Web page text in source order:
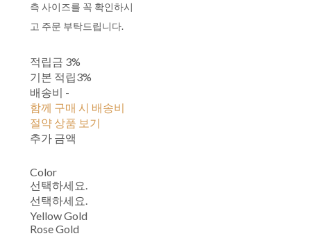
측 사이즈를 꼭 확인하시
고 주문 부탁드립니다.
적립금 3%
기본 적립3%
배송비 -
함께 구매 시 배송비
절약 상품 보기
추가 금액
Color
선택하세요.
선택하세요.
Yellow Gold
Rose Gold